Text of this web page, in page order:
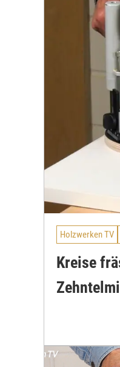
Holzwerken TV
Kreise